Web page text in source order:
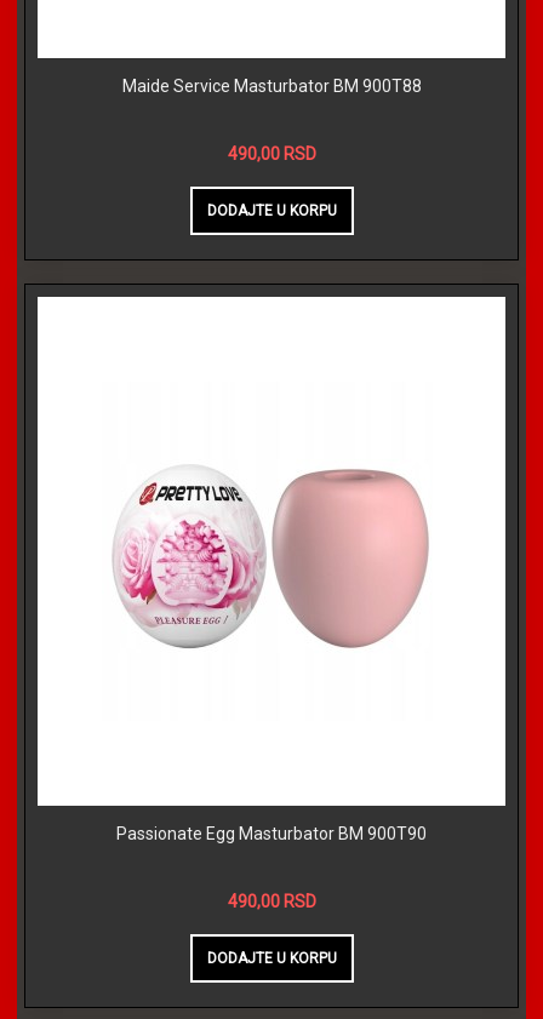
Maide Service Masturbator BM 900T88
490,00 RSD
Passionate Egg Masturbator BM 900T90
490,00 RSD